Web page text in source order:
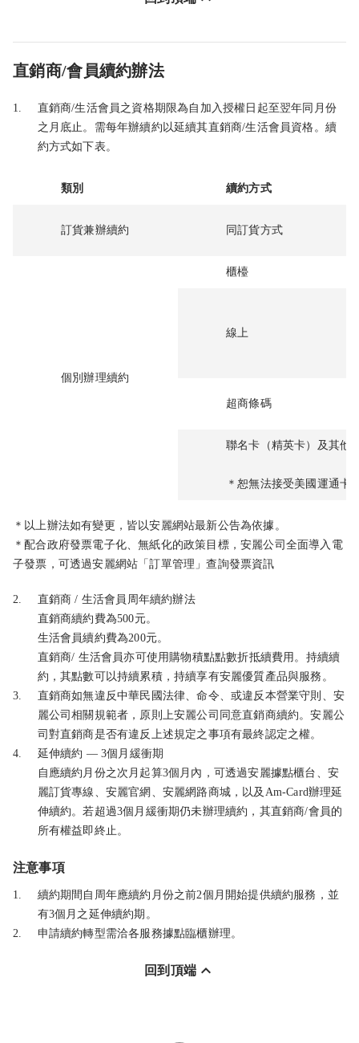
直銷商/會員續約辦法
1.
直銷商/生活會員之資格期限為自加入授權日起至翌年同月份
之月底止。需每年辦續約以延續其直銷商/生活會員資格。續
約方式如下表。
類別 續約方式
訂貨兼辦續約 同訂貨方式
個別辦理續約
櫃檯
線上
超商條碼
聯名卡（精英卡）及其他
＊恕無法接受美國運通卡
＊以上辦法如有變更，皆以安麗網站最新公告為依據。
＊配合政府發票電子化、無紙化的政策目標，安麗公司全面導入電
子發票，可透過安麗網站「訂單管理」查詢發票資訊
2.
直銷商 / 生活會員周年續約辦法
直銷商續約費為500元。
生活會員續約費為200元。
直銷商/ 生活會員亦可使用購物積點點數折抵續費用。持續續
約，其點數可以持續累積，持續享有安麗優質產品與服務。
3.
直銷商如無違反中華民國法律、命令、或違反本營業守則、安
麗公司相關規範者，原則上安麗公司同意直銷商續約。安麗公
司對直銷商是否有違反上述規定之事項有最終認定之權。
4.
延伸續約 — 3個月緩衝期
自應續約月份之次月起算3個月內，可透過安麗據點櫃台、安
麗訂貨專線、安麗官網、安麗網路商城，以及Am-Card辦理延
伸續約。若超過3個月緩衝期仍未辦理續約，其直銷商/會員的
所有權益即終止。
注意事項
1.
續約期間自周年應續約月份之前2個月開始提供續約服務，並
有3個月之延伸續約期。
2.
申請續約轉型需洽各服務據點臨櫃辦理。
回到頂端